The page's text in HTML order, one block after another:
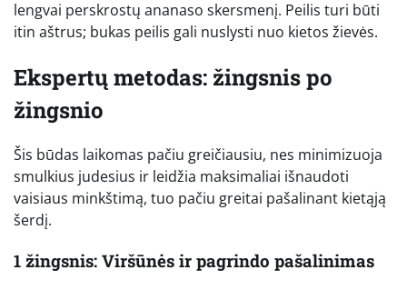
lengvai perskrostų ananaso skersmenį. Peilis turi būti
itin aštrus; bukas peilis gali nuslysti nuo kietos žievės.
Ekspertų metodas: žingsnis po
žingsnio
Šis būdas laikomas pačiu greičiausiu, nes minimizuoja
smulkius judesius ir leidžia maksimaliai išnaudoti
vaisiaus minkštimą, tuo pačiu greitai pašalinant kietąją
šerdį.
1 žingsnis: Viršūnės ir pagrindo pašalinimas